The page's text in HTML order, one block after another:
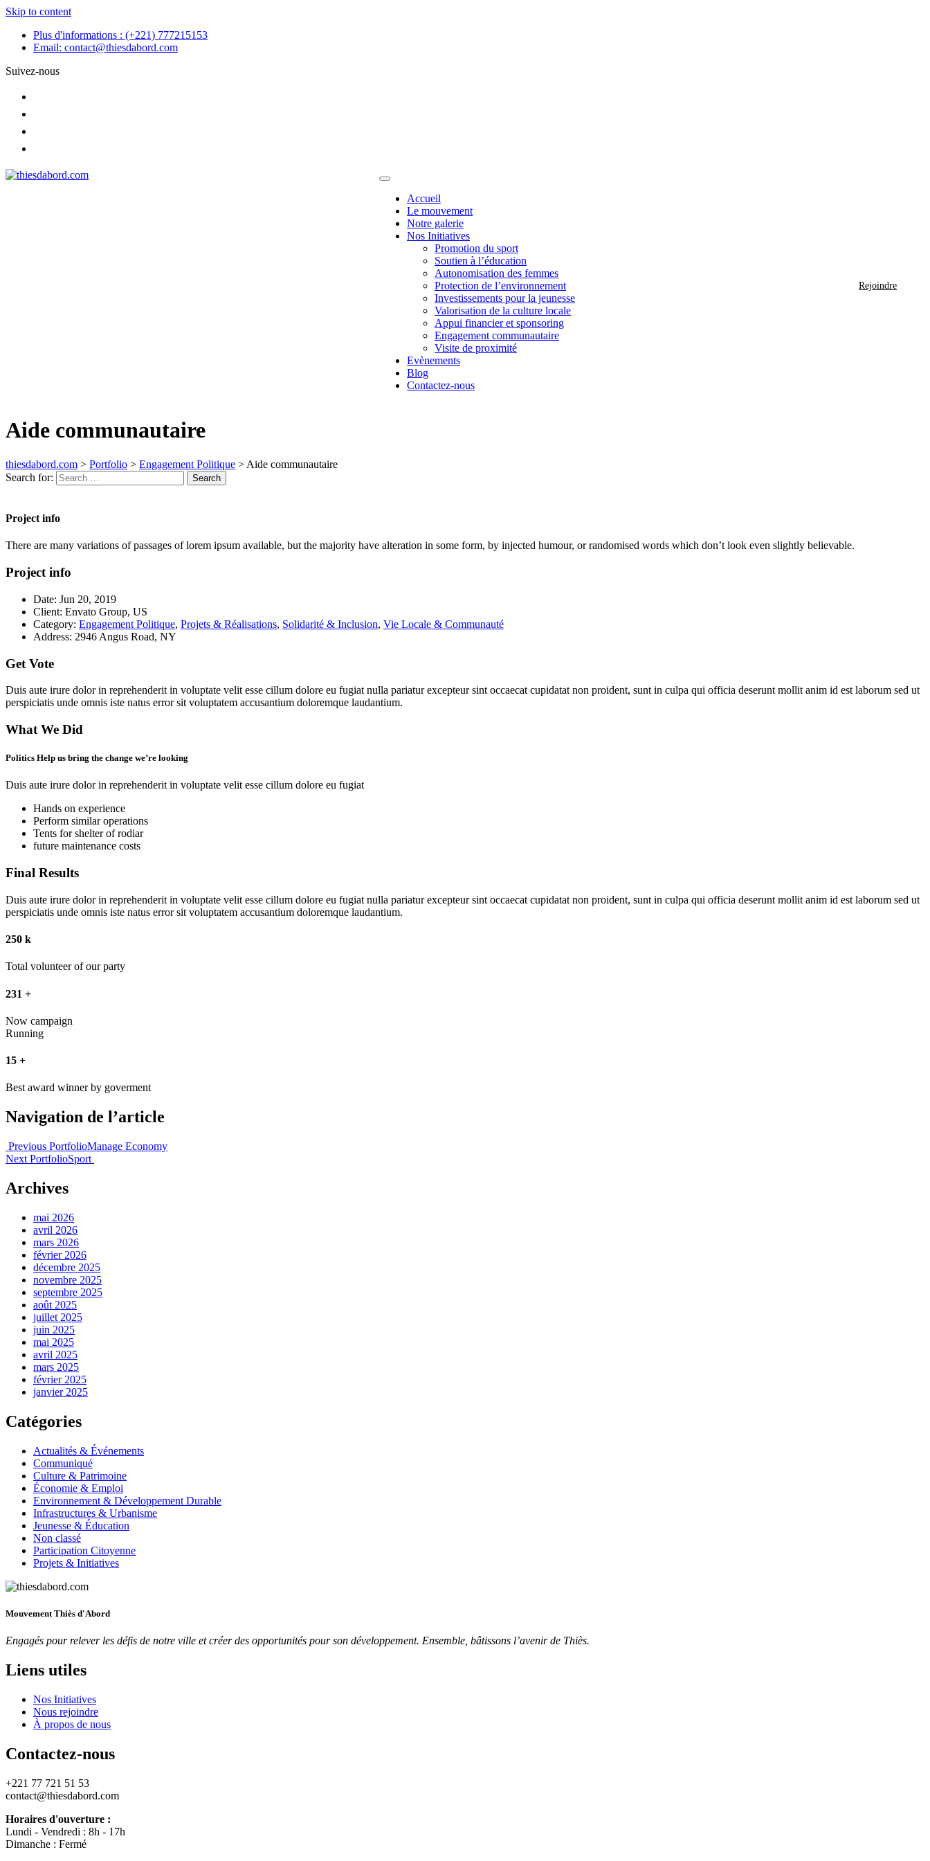
Skip to content
Plus d'informations : (+221) 777215153
Email: contact@thiesdabord.com
Suivez-nous
Accueil
Le mouvement
Notre galerie
Nos Initiatives
Promotion du sport
Soutien à l’éducation
Autonomisation des femmes
Protection de l’environnement
Investissements pour la jeunesse
Valorisation de la culture locale
Appui financier et sponsoring
Engagement communautaire
Visite de proximité
Evènements
Blog
Contactez-nous
Rejoindre
Aide communautaire
thiesdabord.com > Portfolio > Engagement Politique > Aide communautaire
Search for:
Search
Project info
There are many variations of passages of lorem ipsum available, but the majority have alteration in some form, by injected humour, or randomised words which don’t look even slightly believable.
Project info
Date: Jun 20, 2019
Client: Envato Group, US
Category: Engagement Politique, Projets & Réalisations, Solidarité & Inclusion, Vie Locale & Communauté
Address: 2946 Angus Road, NY
Get Vote
Duis aute irure dolor in reprehenderit in voluptate velit esse cillum dolore eu fugiat nulla pariatur excepteur sint occaecat cupidatat non proident, sunt in culpa qui officia deserunt mollit anim id est laborum sed ut
perspiciatis unde omnis iste natus error sit voluptatem accusantium doloremque laudantium.
What We Did
Politics Help us bring the change we’re looking
Duis aute irure dolor in reprehenderit in voluptate velit esse cillum dolore eu fugiat
Hands on experience
Perform similar operations
Tents for shelter of rodiar
future maintenance costs
Final Results
Duis aute irure dolor in reprehenderit in voluptate velit esse cillum dolore eu fugiat nulla pariatur excepteur sint occaecat cupidatat non proident, sunt in culpa qui officia deserunt mollit anim id est laborum sed ut
perspiciatis unde omnis iste natus error sit voluptatem accusantium doloremque laudantium.
250 k
Total volunteer of our party
231 +
Now campaign
Running
15 +
Best award winner by goverment
Navigation de l’article
Previous PortfolioManage Economy
Next PortfolioSport
Archives
mai 2026
avril 2026
mars 2026
février 2026
décembre 2025
novembre 2025
septembre 2025
août 2025
juillet 2025
juin 2025
mai 2025
avril 2025
mars 2025
février 2025
janvier 2025
Catégories
Actualités & Événements
Communiqué
Culture & Patrimoine
Économie & Emploi
Environnement & Développement Durable
Infrastructures & Urbanisme
Jeunesse & Éducation
Non classé
Participation Citoyenne
Projets & Initiatives
Mouvement Thiès d'Abord
Engagés pour relever les défis de notre ville et créer des opportunités pour son développement. Ensemble, bâtissons l’avenir de Thiès.
Liens utiles
Nos Initiatives
Nous rejoindre
À propos de nous
Contactez-nous
+221 77 721 51 53
contact@thiesdabord.com
Horaires d'ouverture :
Lundi - Vendredi : 8h - 17h
Dimanche : Fermé